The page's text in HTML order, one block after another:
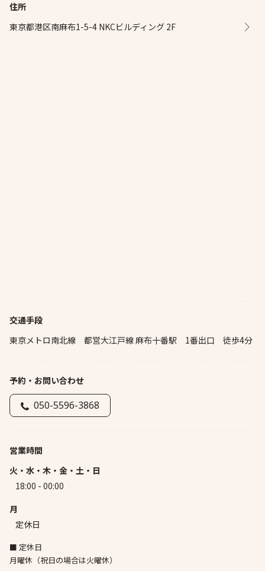
住所
東京都港区南麻布1-5-4 NKCビルディング 2F
交通手段
東京メトロ南北線 都営大江戸線 麻布十番駅 1番出口 徒歩4分
予約・お問い合わせ
050-5596-3868
営業時間
火・水・木・金・土・日
18:00 - 00:00
月
定休日
■ 定休日
月曜休（祝日の場合は火曜休）